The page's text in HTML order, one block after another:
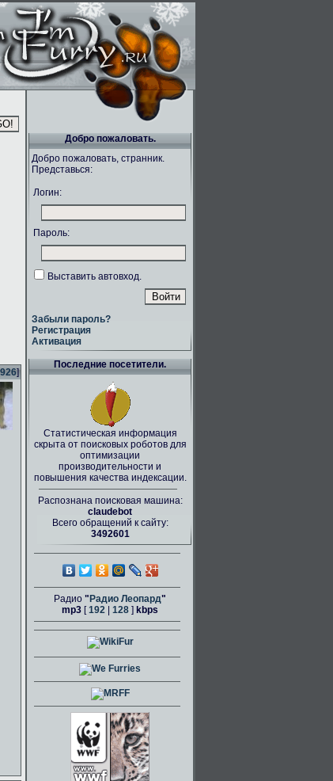
]
Добро пожаловать.
Добро пожаловать, странник.
Представься:
Логин:
Пароль:
Выставить автовход.
Забыли пароль?
Регистрация
Активация
Последние посетители.
Статистическая информация
скрыта от поисковых роботов для
оптимизации
производительности и
повышения качества индексации.
Распознана поисковая машина:
claudebot
Всего обращений к сайту:
3492601
Радио " Радио Леопард"
mp3 [192 128 ] kbps